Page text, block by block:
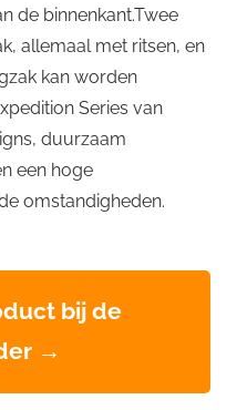
de binnenkant.Twee
allemaal met ritsen, en
kan worden
Series van
duurzaam
een hoge
omstandigheden.
bij de
→